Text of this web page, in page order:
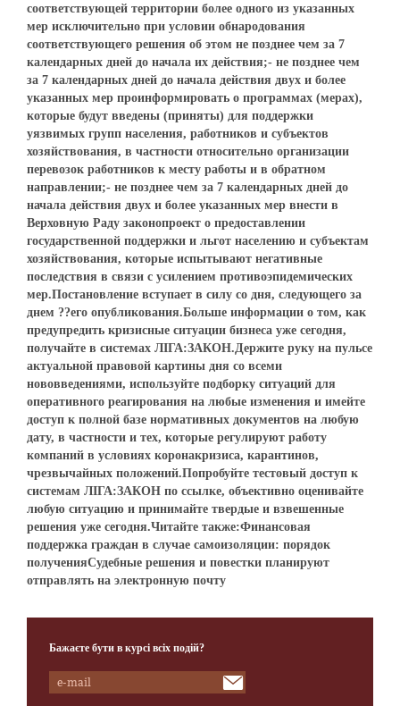
соответствующей территории более одного из указанных
мер исключительно при условии обнародования
соответствующего решения об этом не позднее чем за 7
календарных дней до начала их действия;- не позднее чем
за 7 календарных дней до начала действия двух и более
указанных мер проинформировать о программах (мерах),
которые будут введены (приняты) для поддержки
уязвимых групп населения, работников и субъектов
хозяйствования, в частности относительно организации
перевозок работников к месту работы и в обратном
направлении;- не позднее чем за 7 календарных дней до
начала действия двух и более указанных мер внести в
Верховную Раду законопроект о предоставлении
государственной поддержки и льгот населению и субъектам
хозяйствования, которые испытывают негативные
последствия в связи с усилением противоэпидемических
мер.Постановление вступает в силу со дня, следующего за
днем ??его опубликования.Больше информации о том, как
предупредить кризисные ситуации бизнеса уже сегодня,
получайте в системах ЛІГА:ЗАКОН.Держите руку на пульсе
актуальной правовой картины дня со всеми
нововведениями, используйте подборку ситуаций для
оперативного реагирования на любые изменения и имейте
доступ к полной базе нормативных документов на любую
дату, в частности и тех, которые регулируют работу
компаний в условиях коронакризиса, карантинов,
чрезвычайных положений.Попробуйте тестовый доступ к
системам ЛІГА:ЗАКОН по ссылке, объективно оценивайте
любую ситуацию и принимайте твердые и взвешенные
решения уже сегодня.Читайте также:Финансовая
поддержка граждан в случае самоизоляции: порядок
полученияСудебные решения и повестки планируют
отправлять на электронную почту
Бажаєте бути в курсі всіх подій?